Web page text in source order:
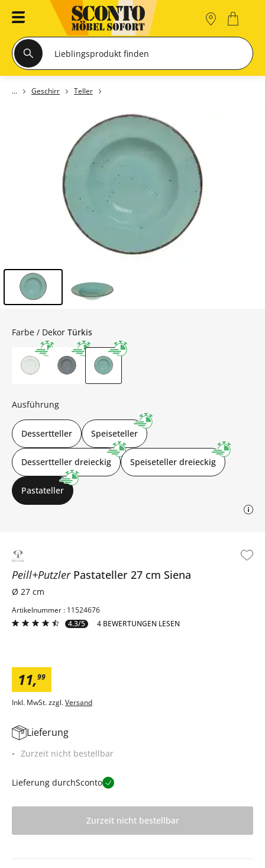
Geschirr Teller
Peill+Putzler Pastateller 27 cm Siena
Ø 27 cm
Artikelnummer : 11524676
4.3/5
4 BEWERTUNGEN LESEN
11,99
Inkl. MwSt. zzgl.Versand
Farbe / Dekor Türkis
Ausführung
Dessertteller Speiseteller
Dessertteller dreieckig Speiseteller dreieckig
Pastateller
Lieferung
Zurzeit nicht bestellbar
Lieferung durchSconto
Zurzeit nicht bestellbar